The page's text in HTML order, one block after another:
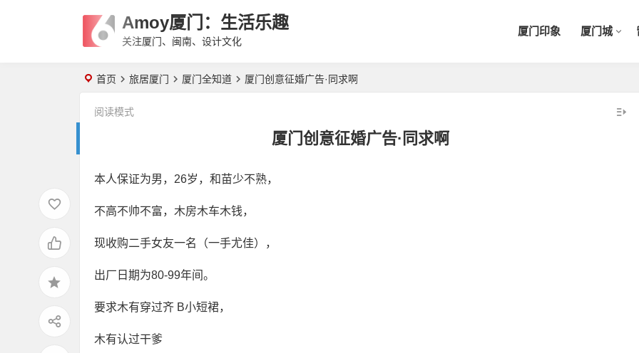
Amoy厦门：生活乐趣
关注厦门、闽南、设计文化
厦门印象 厦门城
首页 旅居厦门 厦门全知道 厦门创意征婚广告·同求啊
厦门创意征婚广告·同求啊
阅读模式
本人保证为男，26岁，和苗少不熟，
不高不帅不富，木房木车木钱，
现收购二手女友一名（一手尤佳），
出厂日期为80-99年间。
要求木有穿过齐 B小短裙，
木有认过干爹